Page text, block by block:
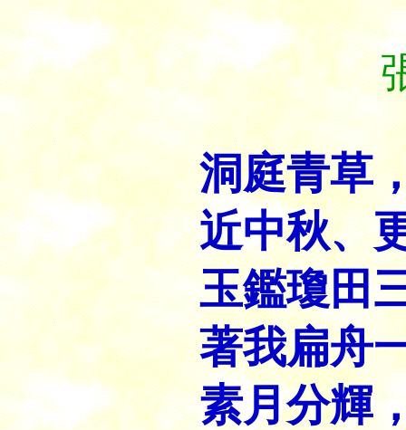
洞庭青草
近中秋、
玉鑑瓊田
著我扁舟
素月分輝